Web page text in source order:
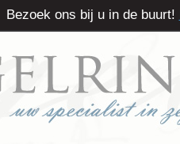
Bezoek ons bij u in de buurt!